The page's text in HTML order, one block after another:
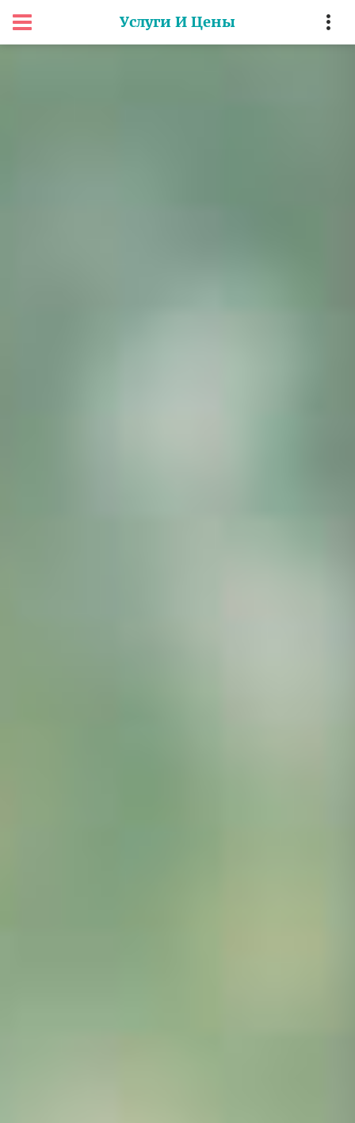
Услуги И Цены